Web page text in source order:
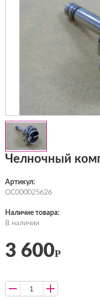
Челночный
Артикул:
ОС000025626
Наличие товара:
В наличии
3 600Р